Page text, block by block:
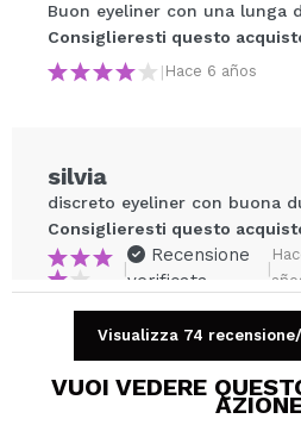
Condividi un video
Il tuo video potrebbe essere il
INVIA
Buon eyeliner con una lunga
Consiglieresti questo
| Hace 6 años
silvia
discreto eyeliner con buona
Consiglieresti questo
|
Recensione
verificata
|
Rebecca
ottimo! Non è waterproof,
Visualizza 74
VUOI VEDERE